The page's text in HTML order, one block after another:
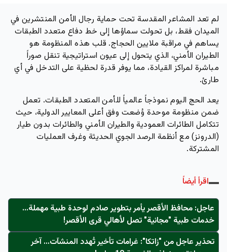
لم تعد المشاعر المقدسة تحت حماية رجال الأمن المنتشرين في
الميدان فقط، بل تحولت سماؤها إلى خط دفاع متعدد الطبقات
يساهم في مراقبة ملايين الحجاج. قلب هذه المنظومة هو
الطيران الأمني، الذي يتحول إلى عيون استراتيجية تنقل صوراً
مباشرة لمراكز القيادة، مما يوفر قدرة لحظية على التدخل في أي
طارئ.
يعد الحج اليوم نموذجاً عالمياً للأمن المتعدد الطبقات. تعمل
ضمن منظومة موحدة وُضعت وفق أعلى المعايير الدولية، حيث
تتكامل الطائرات العمودية والطيران الأمني والطائرات بدون طيار
(الدرونز) مع أنظمة الرصد الجوي الحديثة وغرف العمليات
المشتركة.
اقرأ أيضاً
عاجل: محافظ الأقصر يأمر بتطوير صادم لوحدة طبية مهملة...
خدمات طبية "مجانية" تصل لأهالي قرى الأقصر!
تحذير عاجل من "زاتكا": غرامات تأخير تُهدد المنشآت… آخر